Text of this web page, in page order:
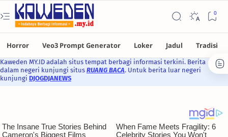
Kaweden MY.ID adalah situs tempat berbagi informasi terkini. Berita
dalam negeri kunjungi situs RUANG BACA. Untuk berita luar negeri
kunjungi DJOGDJANEWS